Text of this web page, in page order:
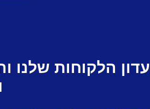
הלקוחות שלנו